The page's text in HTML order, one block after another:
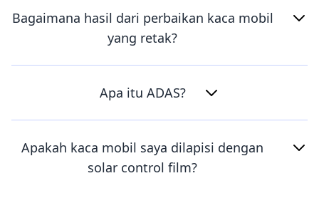
Bagaimana hasil dari perbaikan kaca mobil
yang retak?
Apa itu ADAS?
Apakah kaca mobil saya dilapisi dengan
solar control film?